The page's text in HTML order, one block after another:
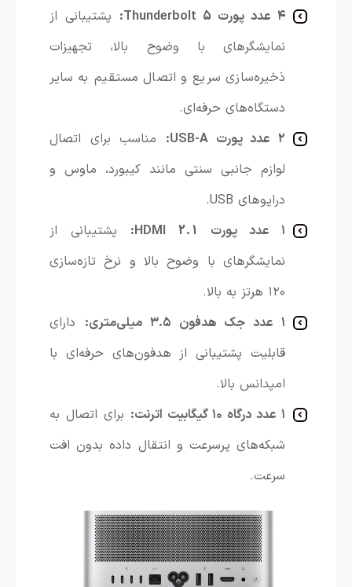
۴ عدد پورت Thunderbolt 5:
پشتیبانی از
نمایشگرهای با وضوح بالا، تجهیزات
ذخیره‌سازی سریع و اتصال مستقیم به سایر
دستگاه‌های حرفه‌ای.
۲ عدد پورت USB-A:
مناسب برای اتصال
لوازم جانبی سنتی مانند کیبورد، ماوس و
درایوهای USB.
۱ عدد پورت HDMI 2.1:
پشتیبانی از
نمایشگرهای با وضوح بالا و نرخ تازه‌سازی
۱۲۰ هرتز به بالا.
۱ عدد جک هدفون ۳.۵ میلی‌متری:
دارای
قابلیت پشتیبانی از هدفون‌های حرفه‌ای با
امپدانس بالا.
۱ عدد درگاه ۱۰ گیگابیت اترنت:
برای اتصال به
شبکه‌های پرسرعت و انتقال داده بدون افت
سرعت.